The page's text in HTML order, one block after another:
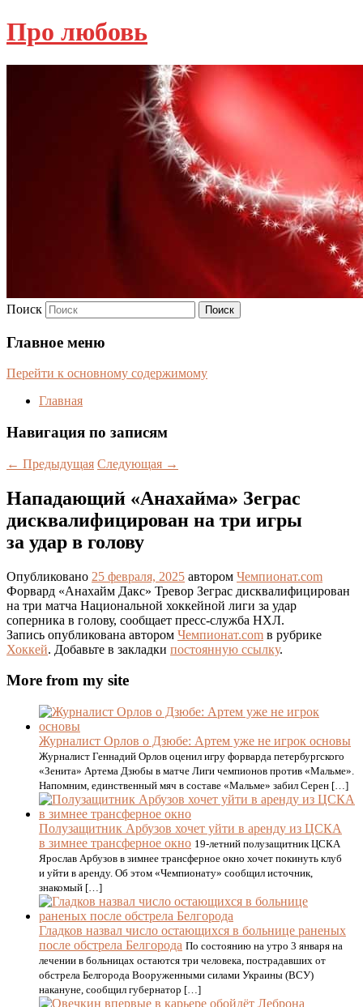
Про любовь
Поиск
Главное меню
Перейти к основному содержимому
Главная
Навигация по записям
← Предыдущая Следующая →
Нападающий «Анахайма» Зеграс
дисквалифицирован на три игры
за удар в голову
Опубликовано 25 февраля, 2025 автором Чемпионат.com
Форвард «Анахайм Дакс» Тревор Зеграс дисквалифицирован
на три матча Национальной хоккейной лиги за удар
соперника в голову, сообщает пресс‑служба НХЛ.
Запись опубликована автором Чемпионат.com в рубрике
Хоккей. Добавьте в закладки постоянную ссылку.
More from my site
Журналист Орлов о Дзюбе: Артем уже не игрок основы
Журналист Геннадий Орлов оценил игру форварда петербургского
«Зенита» Артема Дзюбы в матче Лиги чемпионов против «Мальме».
Напомним, единственный мяч в составе «Мальме» забил Серен […]
Полузащитник Арбузов хочет уйти в аренду из ЦСКА
в зимнее трансферное окно 19-летний полузащитник ЦСКА
Ярослав Арбузов в зимнее трансферное окно хочет покинуть клуб
и уйти в аренду. Об этом «Чемпионату» сообщил источник,
знакомый […]
Гладков назвал число остающихся в больнице раненых
после обстрела Белгорода По состоянию на утро 3 января на
лечении в больницах остаются три человека, пострадавших от
обстрела Белгорода Вооруженными силами Украины (ВСУ)
накануне, сообщил губернатор […]